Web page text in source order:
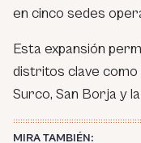
en cinco sedes
Esta expansión
distritos clave como
Surco, San Borja y
MIRA TAMBIÉN: